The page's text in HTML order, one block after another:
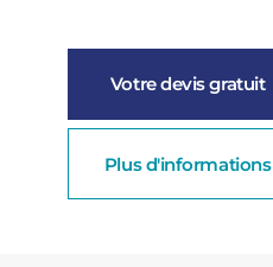
Votre devis gratuit
Plus d'informations